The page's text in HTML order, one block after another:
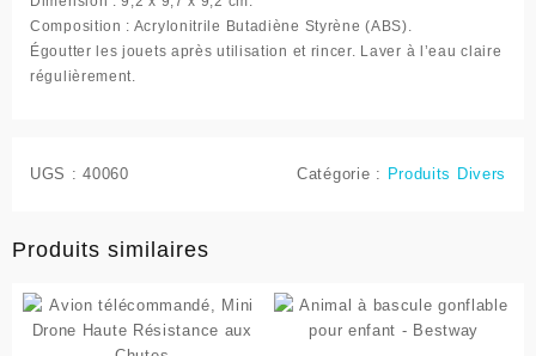
Composition : Acrylonitrile Butadiène Styrène (ABS).
Égoutter les jouets après utilisation et rincer. Laver à l’eau claire
régulièrement.
UGS :40060 Catégorie : Produits Divers
Produits similaires